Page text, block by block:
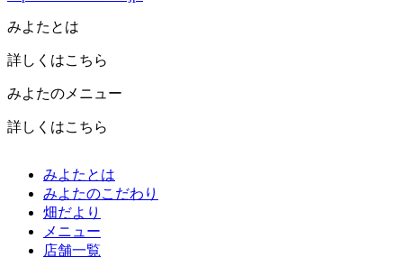
みよたとは
詳しくはこちら
みよたのメニュー
詳しくはこちら
みよたとは
みよたのこだわり
畑だより
メニュー
店舗一覧